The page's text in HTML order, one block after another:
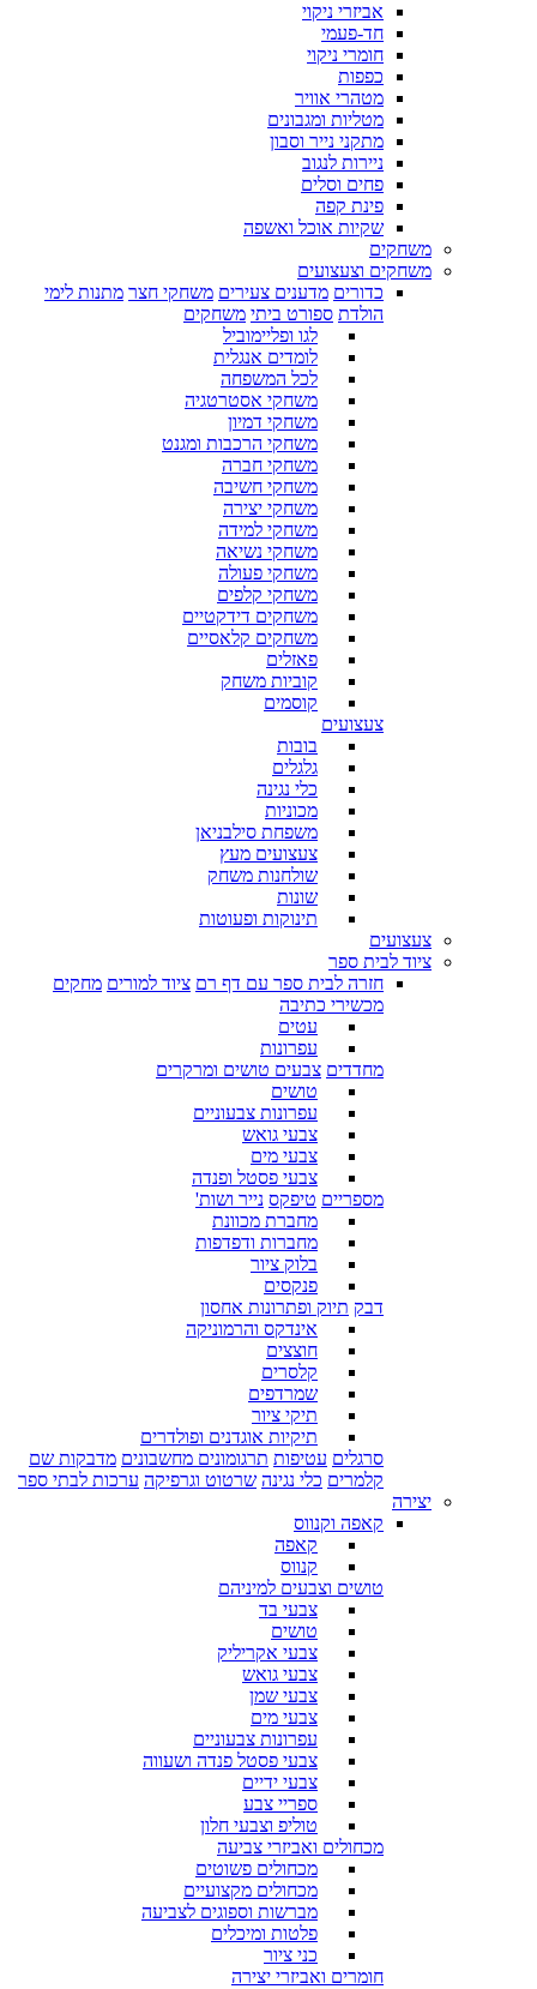
אביזרי ניקוי
חד-פעמי
חומרי ניקוי
כפפות
מטהרי אוויר
מטליות ומגבונים
מתקני נייר וסבון
ניירות לנגוב
פחים וסלים
פינת קפה
שקיות אוכל ואשפה
משחקים
משחקים וצעצועים
כדורים מדענים צעירים משחקי חצר מתנות לימי
הולדת ספורט ביתי משחקים
לגו ופליימוביל
לומדים אנגלית
לכל המשפחה
משחקי אסטרטגיה
משחקי דמיון
משחקי הרכבות ומגנט
משחקי חברה
משחקי חשיבה
משחקי יצירה
משחקי למידה
משחקי נשיאה
משחקי פעולה
משחקי קלפים
משחקים דידקטיים
משחקים קלאסיים
פאזלים
קוביות משחק
קוסמים
צעצועים
בובות
גלגלים
כלי נגינה
מכוניות
משפחת סילבניאן
צעצועים מעץ
שולחנות משחק
שונות
תינוקות ופעוטות
צעצועים
ציוד לבית ספר
חזרה לבית ספר עם דף רם ציוד למורים מחקים
מכשירי כתיבה
עטים
עפרונות
מחדדים צבעים טושים ומרקרים
טושים
עפרונות צבעוניים
צבעי גואש
צבעי מים
צבעי פסטל ופנדה
מספריים טיפקס נייר ושות'
מחברת מכוונת
מחברות ודפדפות
בלוק ציור
פנקסים
דבק תיוק ופתרונות אחסון
אינדקס והרמוניקה
חוצצים
קלסרים
שמרדפים
תיקי ציור
תיקיות אוגדנים ופולדרים
סרגלים עטיפות תרגומונים מחשבונים מדבקות שם
קלמרים כלי נגינה שרטוט וגרפיקה ערכות לבתי ספר
יצירה
קאפה וקנווס
קאפה
קנווס
טושים וצבעים למיניהם
צבעי בד
טושים
צבעי אקריליק
צבעי גואש
צבעי שמן
צבעי מים
עפרונות צבעוניים
צבעי פסטל פנדה ושעווה
צבעי ידיים
ספריי צבע
טוליפ וצבעי חלון
מכחולים ואביזרי צביעה
מכחולים פשוטים
מכחולים מקצועיים
מברשות וספוגים לצביעה
פלטות ומיכלים
כני ציור
חומרים ואביזרי יצירה